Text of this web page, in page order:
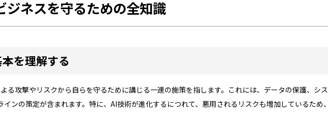
ネスを守るための全知識
を理解する
る攻撃やリスクから自らを守るために講じる一連の施策を指します。これには、データの保護、シ
ンの策定が含まれます。特に、AI技術が進化するにつれて、悪用されるリスクも増加しているた